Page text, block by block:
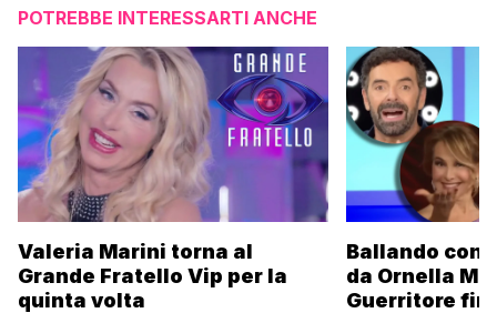
POTREBBE INTERESSARTI ANCHE
Valeria Marini torna al
Grande Fratello Vip per la
quinta volta
Ballando con
da Ornella
Guerritore